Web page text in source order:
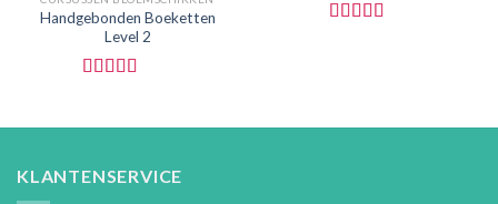
Handgebonden Boeketten
Level 2
KLANTENSERVICE